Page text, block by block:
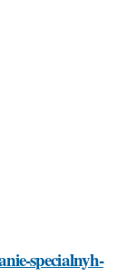
specialnyh-